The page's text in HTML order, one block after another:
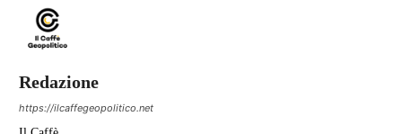
Redazione
https://ilcaffegeopolitico.net